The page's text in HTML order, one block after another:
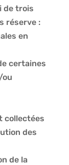
de trois
réserve :
en
certaines
ou
collectées
des
de la